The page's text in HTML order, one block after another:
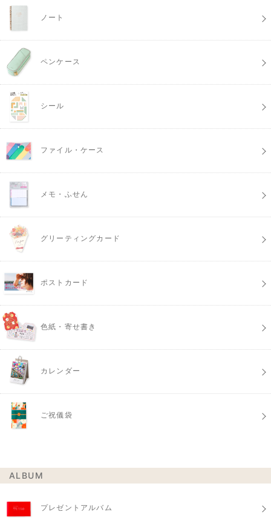
ノート
ペンケース
シール
ファイル・ケース
メモ・ふせん
グリーティングカード
ポストカード
色紙・寄せ書き
カレンダー
ご祝儀袋
ALBUM
プレゼントアルバム